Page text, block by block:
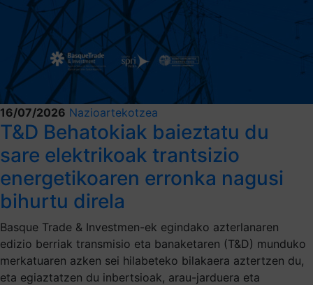
16/07/2026 Nazioartekotzea
T&D Behatokiak baieztatu du
sare elektrikoak trantsizio
energetikoaren erronka nagusi
bihurtu direla
Basque Trade & Investmen-ek egindako azterlanaren
edizio berriak transmisio eta banaketaren (T&D) munduko
merkatuaren azken sei hilabeteko bilakaera aztertzen du,
eta egiaztatzen du inbertsioak, arau-jarduera eta